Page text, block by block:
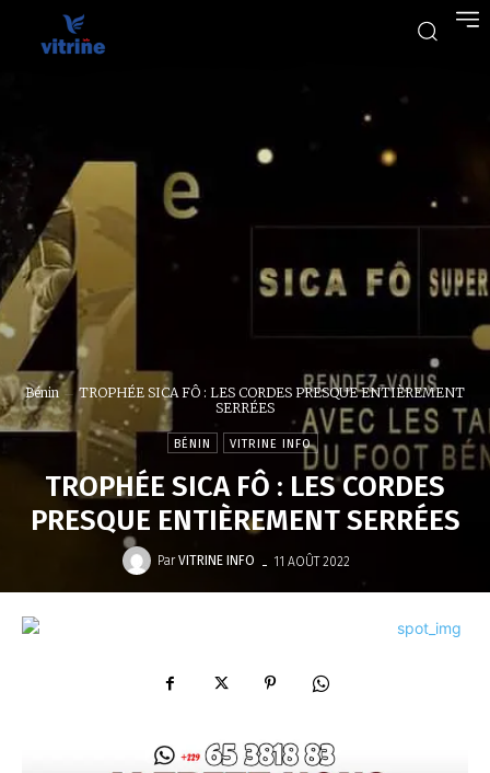
Bénin
TROPHÉE SICA FÔ : LES CORDES PRESQUE ENTIÈREMENT
SERRÉES
BÉNIN VITRINE INFO
TROPHÉE SICA FÔ : LES CORDES
PRESQUE ENTIÈREMENT SERRÉES
Par VITRINE INFO - 11 AOÛT 2022